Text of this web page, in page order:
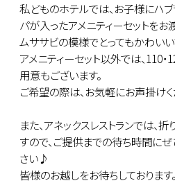
私どものホテルでは、お子様にハブ
パが入ったアメニティーセットをお
ムササビの模様でとってもかわい
アメニティーセット以外では、110
用意もございます。
ご希望の際は、お気軽にお声掛けく
また、アネックスレストランでは、
すので、ご提供までの待ち時間に
さい♪
皆様のお越しをお待ちしております。